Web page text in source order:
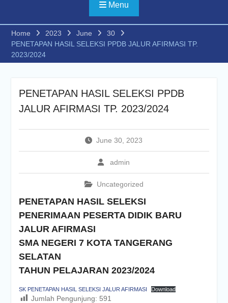
Menu
Home 2023 June
30
PENETAPAN HASIL SELEKSI PPDB JALUR AFIRMASI TP.
2023/2024
PENETAPAN HASIL SELEKSI PPDB
JALUR AFIRMASI TP. 2023/2024
June 30, 2023
admin
Uncategorized
PENETAPAN HASIL SELEKSI
PENERIMAAN PESERTA DIDIK BARU
JALUR AFIRMASI
SMA NEGERI 7 KOTA TANGERANG
SELATAN
TAHUN PELAJARAN 2023/2024
SK PENETAPAN HASIL SELEKSI JALUR AFIRMASI Download
Jumlah Pengunjung: 591